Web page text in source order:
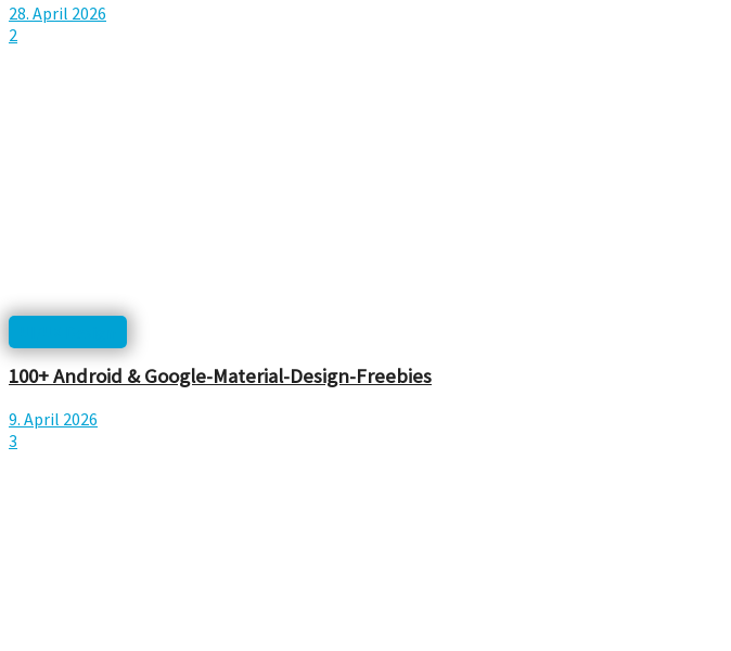
28. April 2026
2
100+ Android & Google-Material-Design-Freebies
9. April 2026
3